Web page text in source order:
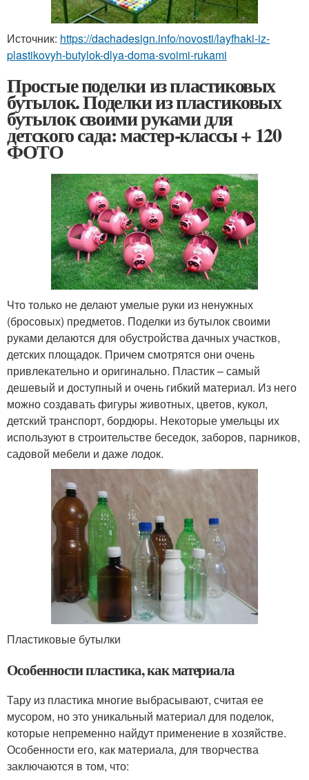
Источник: https://dachadesign.info/novosti/layfhaki-iz-
plastikovyh-butylok-dlya-doma-svoimi-rukami
Простые поделки из пластиковых
бутылок. Поделки из пластиковых
бутылок своими руками для
детского сада: мастер-классы + 120
ФОТО
Что только не делают умелые руки из ненужных
(бросовых) предметов. Поделки из бутылок своими
руками делаются для обустройства дачных участков,
детских площадок. Причем смотрятся они очень
привлекательно и оригинально. Пластик – самый
дешевый и доступный и очень гибкий материал. Из него
можно создавать фигуры животных, цветов, кукол,
детский транспорт, бордюры. Некоторые умельцы их
используют в строительстве беседок, заборов, парников,
садовой мебели и даже лодок.
Пластиковые бутылки
Особенности пластика, как материала
Тару из пластика многие выбрасывают, считая ее
мусором, но это уникальный материал для поделок,
которые непременно найдут применение в хозяйстве.
Особенности его, как материала, для творчества
заключаются в том, что: